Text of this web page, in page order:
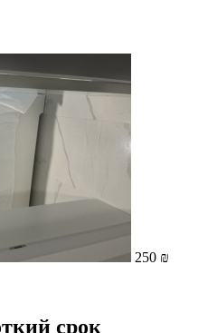
250 ₪
срок